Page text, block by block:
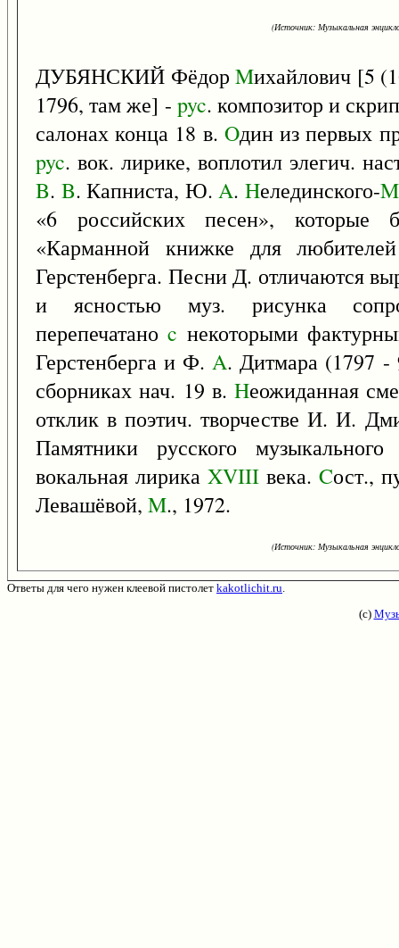
(Источник: Музыкальная
ДУБЯНСКИЙ ФёдорMихайлович [5
1796, там же] - pyc. композитор и
салонах конца 18 в. Oдин из первых
pyc. вок. лирике, воплотил элегич.
B. B. Капниста, Ю.A. Hелединского-M
«6 российских песен», которые
«Карманной книжке для
Герстенберга. Песни Д. отличаются
и ясностью муз. рисунка
перепечатаноc некоторыми
Герстенберга и Ф.A. Дитмара (1797 -
сборниках нач. 19 в.Hеожиданная
отклик в поэтич. творчестве И. И.
Памятники русского
вокальная лирика XVIII века. Cост.,
Левашёвой, M., 1972.
(Источник: Музыкальная
Ответы для чего нужен клеевой пистолет kakotlichit.ru.
(с)